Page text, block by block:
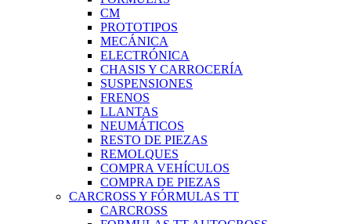
CM
PROTOTIPOS
MECÁNICA
ELECTRÓNICA
CHASIS Y CARROCERÍA
SUSPENSIONES
FRENOS
LLANTAS
NEUMÁTICOS
RESTO DE PIEZAS
REMOLQUES
COMPRA VEHÍCULOS
COMPRA DE PIEZAS
CARCROSS Y FÓRMULAS TT
CARCROSS